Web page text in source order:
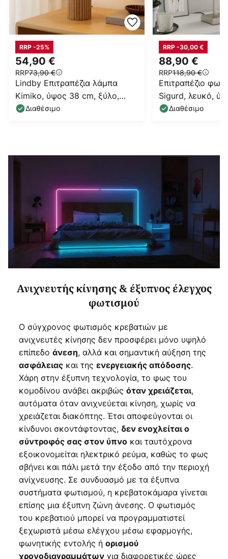
54,90 €
RRP73,90 €
RRP -25%
Lindby Επιτραπέζια λάμπα
Kimiko, ύψος 38 cm, ξύλο,
ύφασμα
Διαθέσιμο
88,90 €
RRP118,90 €
RRP -30,00 €
Επιτραπέζιο
Sigurd, λευκό,
54cm, E27
Διαθέσιμο
Ανιχνευτής κίνησης & έξυπνος έλεγχος
φωτισμού
Ο σύγχρονος φωτισμός κρεβατιών με
ανιχνευτές κίνησης δεν προσφέρει μόνο υψηλό
επίπεδο άνεση, αλλά και σημαντική αύξηση της
ασφάλειαςκαι της ενεργειακής απόδοσης.
Χάρη στην έξυπνη τεχνολογία, το φως του
κομοδίνου ανάβει ακριβώς όταν χρειάζεται,
αυτόματα όταν ανιχνεύεται κίνηση, χωρίς να
χρειάζεται διακόπτης. Έτσι αποφεύγονται οι
κίνδυνοι σκοντάφτοντας, δεν ενοχλείται ο
σύντροφός σας στον ύπνοκαι ταυτόχρονα
εξοικονομείται ηλεκτρικό ρεύμα, καθώς το φως
σβήνει και πάλι μετά την έξοδο από την περιοχή
ανίχνευσης. Σε συνδυασμό με τα έξυπνα
συστήματα φωτισμού, η κρεβατοκάμαρα γίνεται
επίσης μια έξυπνη ζώνη άνεσης. Ο φωτισμός
του κρεβατιού μπορεί να προγραμματιστεί
ξεχωριστά μέσω ελέγχου μέσω εφαρμογής,
φωνητικής εντολής ή ορισμού
χρονοδιαγραμμάτωνγια διαφορετικές ώρες